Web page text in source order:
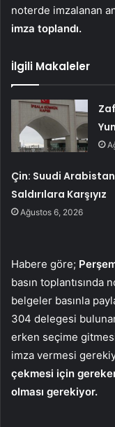
noterde imzalanan
imza toplandı.
İlgili Makaleler
Çin: Suudi
Saldırılara Karşıyız
Ağustos 6, 2026
Habere göre;
basın toplantısında
belgeler basınla
304 delegesi
erken seçime
imza vermesi
çekmesi için
olması gerekiyor.